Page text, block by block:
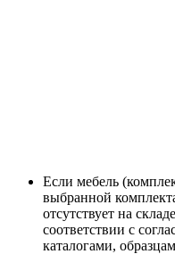
Если мебель
выбранной
отсутствует на
соответствии с
каталогами,